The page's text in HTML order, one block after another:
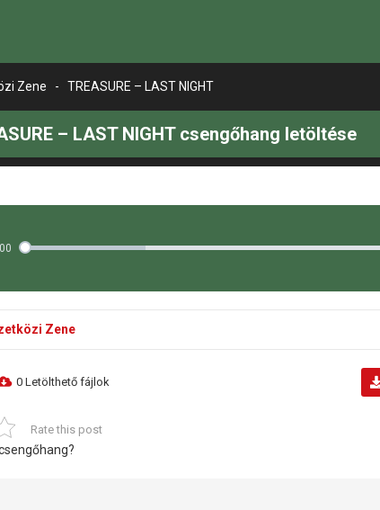
Zene - TREASURE – LAST NIGHT
– LAST NIGHT csengőhang letöltése
Zene
0 Letölthető fájlok
Rate this post